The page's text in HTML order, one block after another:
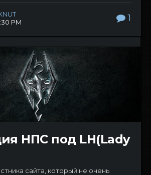
PM
1
НПС под LH(Lady
сайта, который не очень